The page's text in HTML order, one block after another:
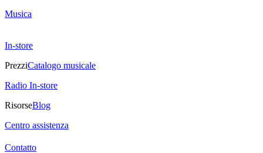
Musica
In-store
PrezziCatalogo musicale
Radio In-store
RisorseBlog
Centro assistenza
Contatto